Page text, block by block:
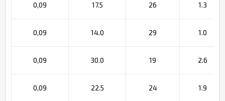
0,09 17.5 26 1.3
0,09 14.0 29 1.0
0,09 30.0 19 2.6
0,09 22.5 24 1.9